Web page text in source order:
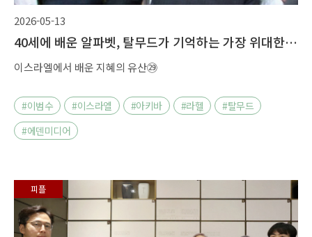
2026-05-13
40세에 배운 알파벳, 탈무드가 기억하는 가장 위대한
출발
이스라엘에서 배운 지혜의 유산㉙
#이범수 #이스라엘 #아키바 #라헬
#탈무드
#에덴미디어
피플